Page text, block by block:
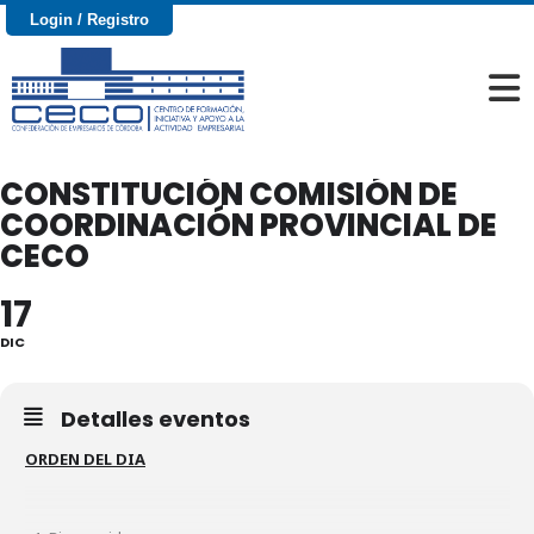
Login / Registro
CONSTITUCIÓN COMISIÓN DE
COORDINACIÓN PROVINCIAL DE
CECO
17
DIC
Detalles eventos
ORDEN DEL DIA